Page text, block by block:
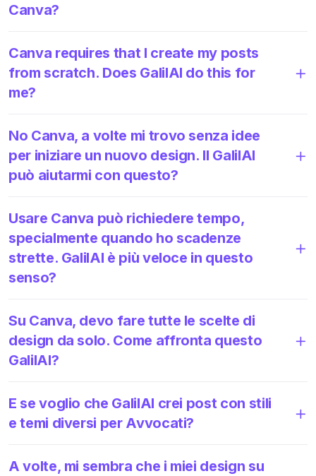
Canva?
Canva requires that I create my posts
from scratch. Does GalilAI do this for
me?
No Canva, a volte mi trovo senza idee
per iniziare un nuovo design. Il GalilAI
può aiutarmi con questo?
Usare Canva può richiedere tempo,
specialmente quando ho scadenze
strette. GalilAI è più veloce in questo
senso?
Su Canva, devo fare tutte le scelte di
design da solo. Come affronta questo
GalilAI?
E se voglio che GalilAI crei post con stili
e temi diversi per Avvocati?
A volte, mi sembra che i miei design su